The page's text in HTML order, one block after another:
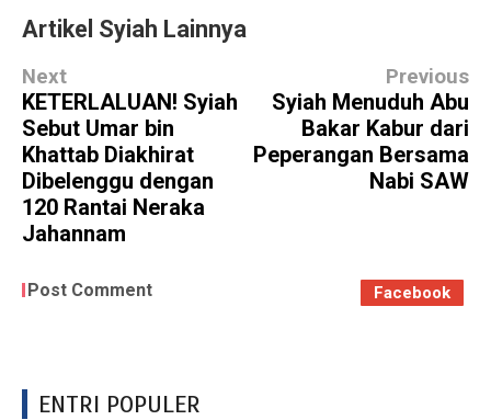
Artikel Syiah Lainnya
Next
KETERLALUAN! Syiah
Sebut Umar bin
Khattab Diakhirat
Dibelenggu dengan
120 Rantai Neraka
Jahannam
Previous
Syiah Menuduh Abu
Bakar Kabur dari
Peperangan Bersama
Nabi SAW
Post Comment Facebook
ENTRI POPULER